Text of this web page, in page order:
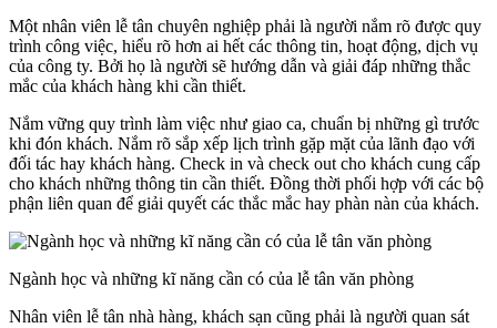
Một nhân viên lễ tân chuyên nghiệp phải là người nắm rõ được quy
trình công việc, hiểu rõ hơn ai hết các thông tin, hoạt động, dịch vụ
của công ty. Bởi họ là người sẽ hướng dẫn và giải đáp những thắc
mắc của khách hàng khi cần thiết.
Nắm vững quy trình làm việc như giao ca, chuẩn bị những gì trước
khi đón khách. Nắm rõ sắp xếp lịch trình gặp mặt của lãnh đạo với
đối tác hay khách hàng. Check in và check out cho khách cung cấp
cho khách những thông tin cần thiết. Đồng thời phối hợp với các bộ
phận liên quan để giải quyết các thắc mắc hay phàn nàn của khách.
Ngành học và những kĩ năng cần có của lễ tân văn phòng
Nhân viên lễ tân nhà hàng, khách sạn cũng phải là người quan sát